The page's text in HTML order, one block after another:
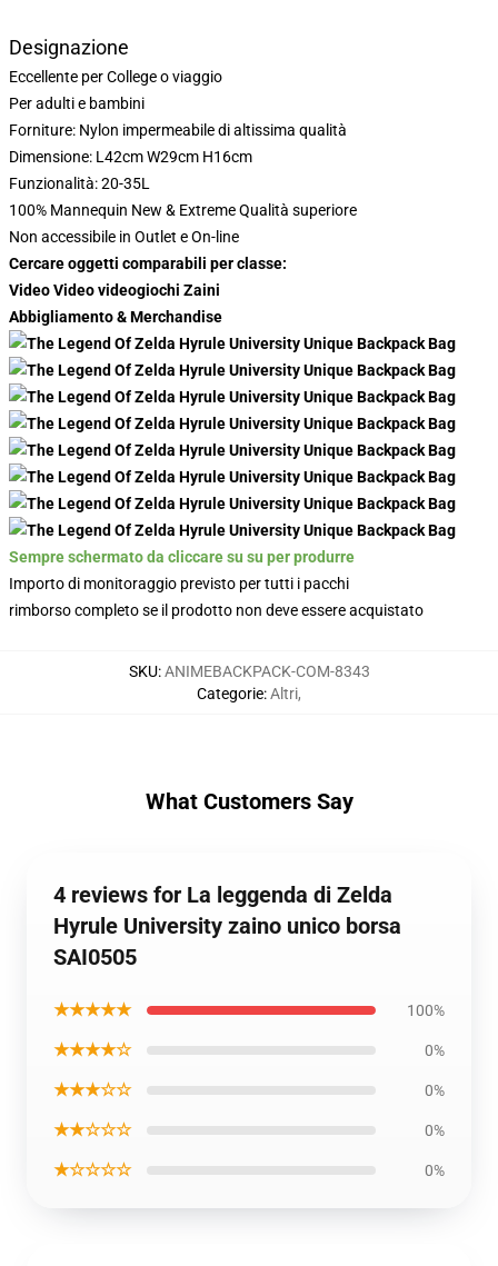
Designazione
Eccellente per College o viaggio
Per adulti e bambini
Forniture: Nylon impermeabile di altissima qualità
Dimensione: L42cm W29cm H16cm
Funzionalità: 20-35L
100% Mannequin New & Extreme Qualità superiore
Non accessibile in Outlet e On-line
Cercare oggetti comparabili per classe:
Video Video videogiochi Zaini
Abbigliamento & Merchandise
Sempre schermato da cliccare su su per produrre
Importo di monitoraggio previsto per tutti i pacchi
rimborso completo se il prodotto non deve essere acquistato
SKU:ANIMEBACKPACK-COM-8343
Categorie:Altri,
What Customers Say
4 reviews for La leggenda di Zelda
Hyrule University zaino unico borsa
SAI0505
★★★★★ 100%
★★★★☆ 0%
★★★☆☆ 0%
★★☆☆☆ 0%
★☆☆☆☆ 0%